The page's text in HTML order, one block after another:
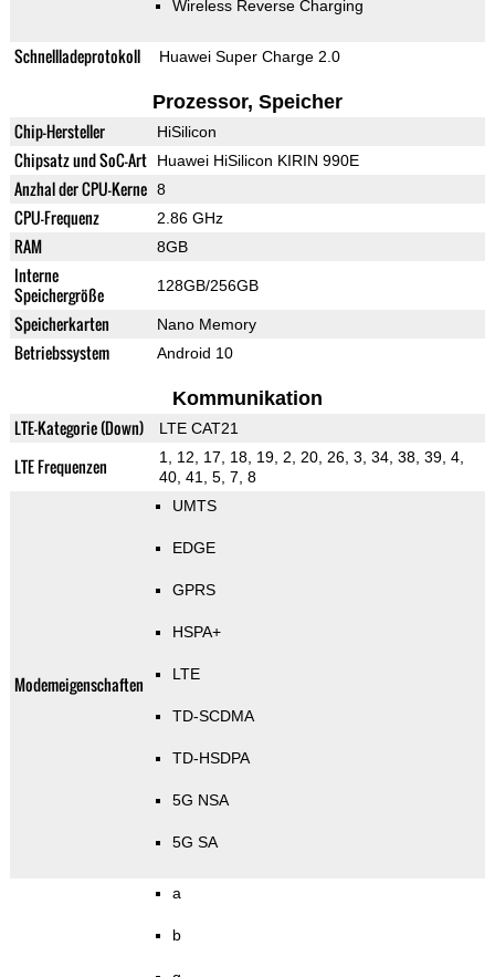
Wireless Reverse Charging
Schnellladeprotokoll Huawei Super Charge 2.0
Prozessor, Speicher
Chip-Hersteller HiSilicon
Chipsatz und SoC-Art Huawei HiSilicon KIRIN 990E
Anzhal der CPU-Kerne 8
CPU-Frequenz 2.86 GHz
RAM 8GB
Interne
Speichergröße
128GB/256GB
Speicherkarten Nano Memory
Betriebssystem Android 10
Kommunikation
LTE-Kategorie (Down) LTE CAT21
LTE Frequenzen
1, 12, 17, 18, 19, 2, 20, 26, 3, 34, 38, 39, 4,
40, 41, 5, 7, 8
Modemeigenschaften
UMTS
EDGE
GPRS
HSPA+
LTE
TD-SCDMA
TD-HSDPA
5G NSA
5G SA
a
b